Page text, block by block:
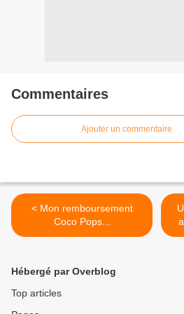
Commentaires
Ajouter un commentaire
< Mon remboursement
Coco Pops...
Hébergé par Overblog
Top articles